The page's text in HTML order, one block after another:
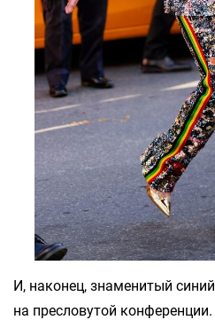
И, наконец, знаменитый
на пресловутой